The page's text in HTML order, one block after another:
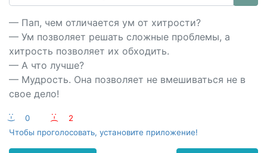
— Пап, чем отличается ум от хитрости?
— Ум позволяет решать сложные проблемы, а
хитрость позволяет их обходить.
— А что лучше?
— Мудрость. Она позволяет не вмешиваться не в
свое дело!
:-) 0 :-(
2
Чтобы проголосовать, установите приложение!